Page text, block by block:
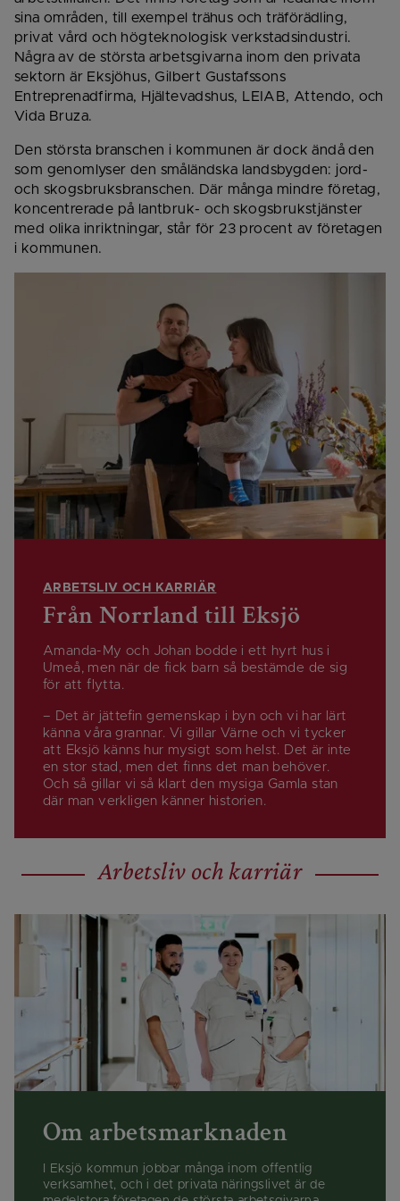
sina områden, till exempel trähus och träförädling,
privat vård och högteknologisk verkstadsindustri.
Några av de största arbetsgivarna inom den privata
sektorn är Eksjöhus, Gilbert Gustafssons
Entreprenadfirma, Hjältevadshus, LEIAB, Attendo, och
Vida Bruza.
Den största branschen i kommunen är dock ändå den
som genomlyser den småländska landsbygden: jord-
och skogsbruksbranschen. Där många mindre företag,
koncentrerade på lantbruk- och skogsbrukstjänster
med olika inriktningar, står för 23 procent av företagen
i kommunen.
ARBETSLIV OCH KARRIÄR
Från Norrland till Eksjö
Amanda-My och Johan bodde i ett hyrt hus i
Umeå, men när de fick barn så bestämde de sig
för att flytta.
– Det är jättefin gemenskap i byn och vi har lärt
känna våra grannar. Vi gillar Värne och vi tycker
att Eksjö känns hur mysigt som helst. Det är inte
en stor stad, men det finns det man behöver.
Och så gillar vi så klart den mysiga Gamla stan
där man verkligen känner historien.
Arbetsliv och karriär
Om arbetsmarknaden
I Eksjö kommun jobbar många inom offentlig
verksamhet, och i det privata näringslivet är de